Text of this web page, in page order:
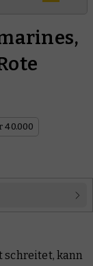
40.000
schreitet, kann